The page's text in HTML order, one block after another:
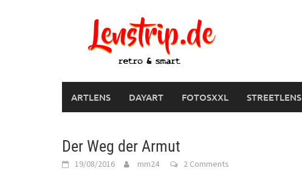
ARTLENS DAYART FOTOSXXL STREETLENS
Der Weg der Armut
19/08/2016 mm24 2 Comments